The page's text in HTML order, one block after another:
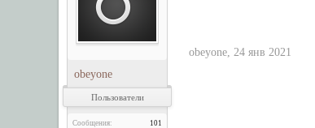
obeyone
Пользователи
Сообщения:
101
obeyone, 24 янв 2021